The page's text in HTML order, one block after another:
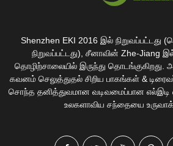
Shenzhen EKI 2016 இல் நிறுவப்பட்டது
நிறுவப்பட்டது), சீனாவின் Zhe-Jiang
தொழிற்சாலையில் இருந்து தொடங்குகிறது.
கவனம் செலுத்துதல் சிறிய பாகங்கள் &
சொந்த தனித்துவமான வடிவமைப்பான எல்இடி
உலகளாவிய சந்தையை